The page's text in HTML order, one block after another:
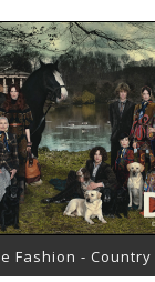
Fashion - Country